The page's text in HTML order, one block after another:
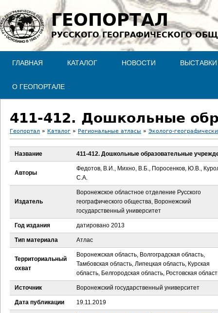
Jump to navigation
ГЕОПОРТАЛ
РУССКОГО ГЕОГРАФИЧЕСКОГО
ГЛАВНАЯ КАТАЛОГ НОВОСТИ ВЫСТАВКИ
О ГЕОПОРТАЛЕ
411-412. Дошкольные
В
з
д
е
с
ь
Геопортал » Каталог » Региональные атласы » Эколого-
Название 411-412. Дошкольные образовательные
Авторы
Федотов, В.И., Михно, В.Б., Поросенков, Ю.В.,
С.А.
Издатель
Воронежское областное отделение Русского
географического общества, Воронежский
государственный университет
Год издания датировано 2013
Тип материала Атлас
Территориальный
охват
Воронежская область, Волгоградская область,
Тамбовская область, Липецкая область, Курская
область, Белгородская область, Ростовская
Источник Воронежский государственный университет
Дата публикации 19.11.2019